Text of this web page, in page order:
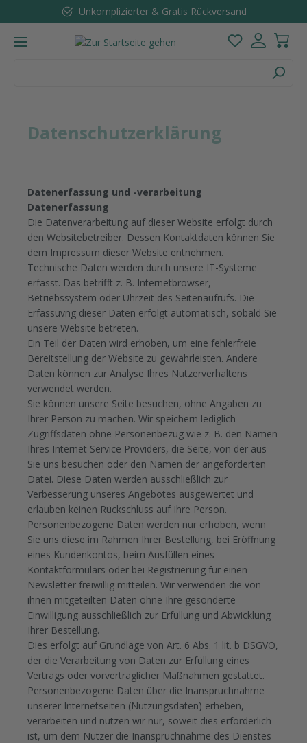
Zum Hauptinhalt springenKundenbewertungen (4,7 / 5)
Du hast 0
Datenschutzerklärung
Datenerfassung und -verarbeitung
Datenerfassung
Die Datenverarbeitung auf dieser Website erfolgt durch
den Websitebetreiber. Dessen Kontaktdaten können Sie
dem Impressum dieser Website entnehmen.
Technische Daten werden durch unsere IT-Systeme
erfasst. Das betrifft z. B. Internetbrowser,
Betriebssystem oder Uhrzeit des Seitenaufrufs. Die
Erfassuvng dieser Daten erfolgt automatisch, sobald Sie
unsere Website betreten.
Ein Teil der Daten wird erhoben, um eine fehlerfreie
Bereitstellung der Website zu gewährleisten. Andere
Daten können zur Analyse Ihres Nutzerverhaltens
verwendet werden.
Sie können unsere Seite besuchen, ohne Angaben zu
Ihrer Person zu machen. Wir speichern lediglich
Zugriffsdaten ohne Personenbezug wie z. B. den Namen
Ihres Internet Service Providers, die Seite, von der aus
Sie uns besuchen oder den Namen der angeforderten
Datei. Diese Daten werden ausschließlich zur
Verbesserung unseres Angebotes ausgewertet und
erlauben keinen Rückschluss auf Ihre Person.
Personenbezogene Daten werden nur erhoben, wenn
Sie uns diese im Rahmen Ihrer Bestellung, bei Eröffnung
eines Kundenkontos, beim Ausfüllen eines
Kontaktformulars oder bei Registrierung für einen
Newsletter freiwillig mitteilen. Wir verwenden die von
ihnen mitgeteilten Daten ohne Ihre gesonderte
Einwilligung ausschließlich zur Erfüllung und Abwicklung
Ihrer Bestellung.
Dies erfolgt auf Grundlage von Art. 6 Abs. 1 lit. b DSGVO,
der die Verarbeitung von Daten zur Erfüllung eines
Vertrags oder vorvertraglicher Maßnahmen gestattet.
Personenbezogene Daten über die Inanspruchnahme
unserer Internetseiten (Nutzungsdaten) erheben,
verarbeiten und nutzen wir nur, soweit dies erforderlich
ist, um dem Nutzer die Inanspruchnahme des Dienstes